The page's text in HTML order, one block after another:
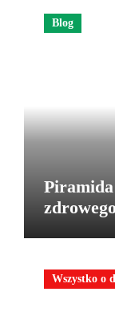
Blog
Wszystko o